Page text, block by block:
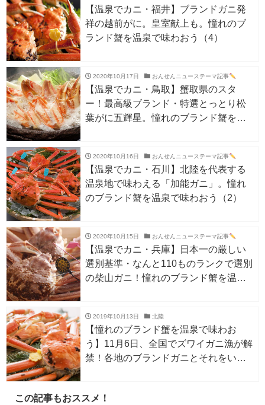
【温泉でカニ・福井】ブランドガニ発
祥の越前がに。皇室献上も。憧れのブ
ランド蟹を温泉で味わおう（4）
2020年10月17日 おんせんニューステーマ記事
【温泉でカニ・鳥取】蟹取県のスタ
ー！最高級ブランド・特選とっとり松
葉がに五輝星。憧れのブランド蟹を温
2020年10月16日 おんせんニューステーマ記事
【温泉でカニ・石川】北陸を代表する
温泉地で味わえる「加能ガニ」。憧れ
のブランド蟹を温泉で味わおう（2）
2020年10月15日 おんせんニューステーマ記事
【温泉でカニ・兵庫】日本一の厳しい
選別基準・なんと110ものランクで選別
の柴山ガニ！憧れのブランド蟹を温泉
2019年10月13日 北陸
【憧れのブランド蟹を温泉で味わお
う】11月6日、全国でズワイガニ漁が解
禁！各地のブランドガニとそれをいた
この記事もおススメ！